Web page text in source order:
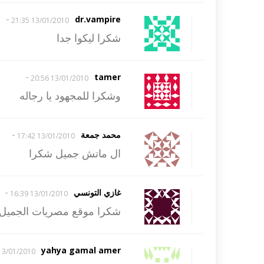
dr.vampire
13/01/2010 21:35
-
شكرا ليكوا جدا
tamer
13/01/2010 20:56
-
وشكرا للمجهود يا رجاله
محمد جمعة 13/01/2010 17:42
-
ال ماتش جميل شكرا
غازي التونسي 13/01/2010 16:39
-
شكرا موقع مصريات
yahya gamal amer
01/2010 14:52